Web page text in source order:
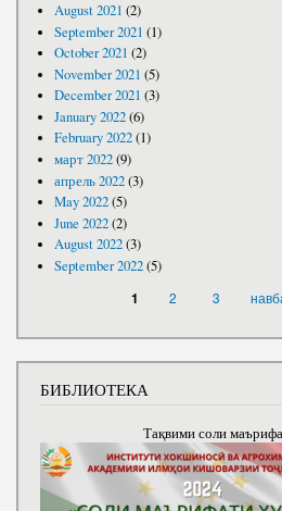
August 2021 (2)
September 2021 (1)
October 2021 (2)
November 2021 (5)
December 2021 (3)
January 2022(6)
February 2022(1)
март 2022(9)
апрель 2022(3)
May 2022(5)
June 2022(2)
August 2022(3)
September 2022(5)
1 2 3
БИБЛИОТЕКА
Тақвими соли